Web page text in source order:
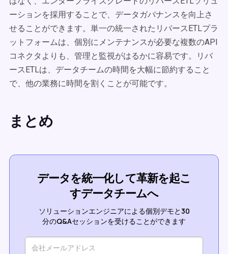
ーションを採用することで、データガバナンスを向上さ
せることができます。単一の統一されたリバースETLプラ
ットフォームは、個別にメンテナンスが必要な複数のAPI
コネクタよりも、管理と監視がはるかに容易です。リバ
ースETLは、データチームの時間を大幅に節約すること
で、他の業務に時間を割くことが可能です。
まとめ
データを統一化して革新を起こ
すデータチームへ
ソリューションエンジニアによる個別デモと30
分のQ&Aセッションを受けることができます